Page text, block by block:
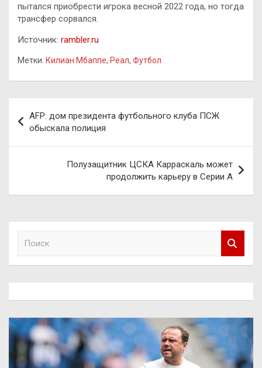
пытался приобрести игрока весной 2022 года, но тогда
трансфер сорвался.
Источник: rambler.ru
Метки: Килиан Мбаппе, Реал, Футбол
по
записям
AFP: дом президента футбольного клуба ПСЖ
обыскала полиция
Полузащитник ЦСКА Карраскаль может
продолжить карьеру в Серии А